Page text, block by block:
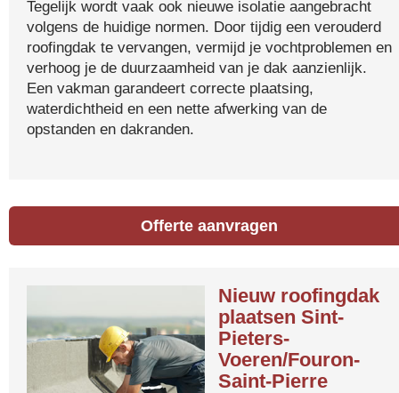
Tegelijk wordt vaak ook nieuwe isolatie aangebracht
volgens de huidige normen. Door tijdig een verouderd
roofingdak te vervangen, vermijd je vochtproblemen en
verhoog je de duurzaamheid van je dak aanzienlijk.
Een vakman garandeert correcte plaatsing,
waterdichtheid en een nette afwerking van de
opstanden en dakranden.
Offerte aanvragen
Nieuw roofingdak
plaatsen Sint-
Pieters-
Voeren/Fouron-
Saint-Pierre